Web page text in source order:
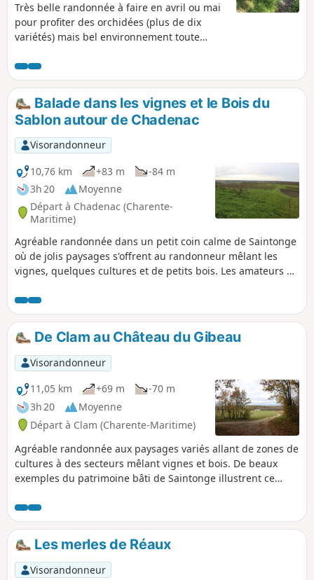
Très belle randonnée à faire en avril ou mai
pour profiter des orchidées (plus de dix
variétés) mais bel environnement toute
bien dégagés. Attention au pont romain à
traverser, la seule difficulté mais important
si on à le vertige. Possibilité de l'éviter.
Balade dans les vignes et le Bois du
Sablon autour de Chadenac
Visorandonneur
10,76 km
+83 m
-84 m
3h 20
Moyenne
Départ à Chadenac (Charente-
Maritime)
Agréable randonnée dans un petit coin calme de Saintonge
où de jolis paysages s'offrent au randonneur mêlant les
vignes, quelques cultures et de petits bois. Les amateurs de
léger vallonnement de ce secteur.
De Clam au Château du Gibeau
Visorandonneur
11,05 km
+69 m
-70 m
3h 20
Moyenne
Départ à Clam (Charente-Maritime)
Agréable randonnée aux paysages variés allant de zones de
cultures à des secteurs mêlant vignes et bois. De beaux
exemples du patrimoine bâti de Saintonge illustrent ce
Gibeau et des églises. La moitié du parcours permet de
découvrir une portion du GR®360 ou GRP® de Saintonge.
Les merles de Réaux
Visorandonneur